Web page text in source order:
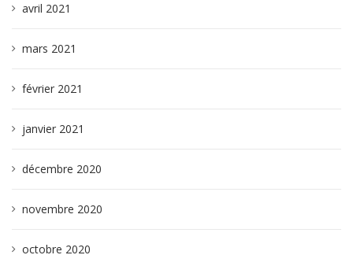
avril 2021
mars 2021
février 2021
janvier 2021
décembre 2020
novembre 2020
octobre 2020